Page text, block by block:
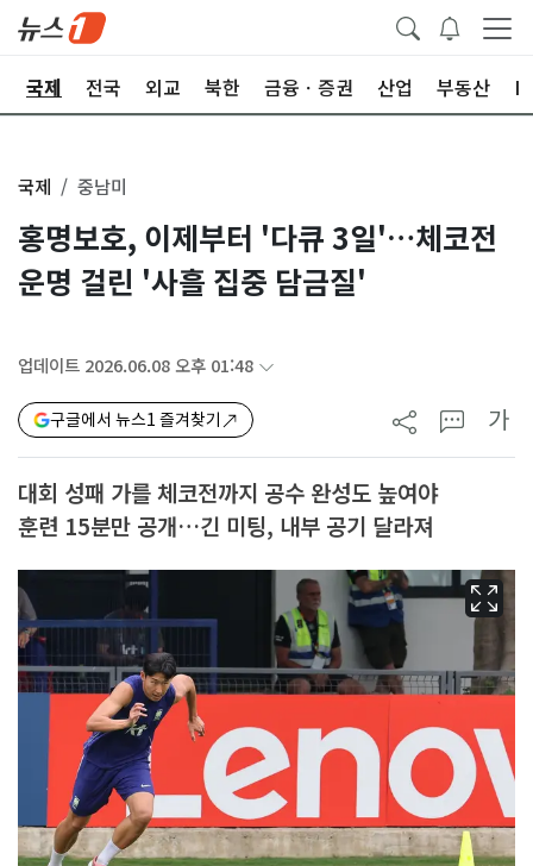
국제 전국 외교 북한 금융ㆍ증권 산업 부동산
국제 중남미
홍명보호, 이제부터 '다큐 3일'…체코전
운명 걸린 '사흘 집중 담금질'
업데이트 2026.06.08 오후 01:48
구글에서 뉴스1 즐겨찾기 가
대회 성패 가를 체코전까지 공수 완성도 높여야
훈련 15분만 공개…긴 미팅, 내부 공기 달라져